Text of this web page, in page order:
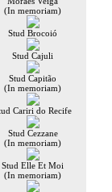
(In memoriam)
Stud Brocoió
Stud Cajuli
Stud Capitão
(In memoriam)
Cariri do Recife
Stud Cezzane
(In memoriam)
Stud Elle Et Moi
(In memoriam)